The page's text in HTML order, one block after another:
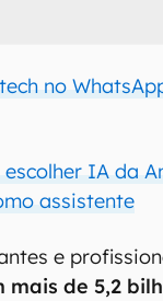
no
IA da
assistente
e
mais de 5,2